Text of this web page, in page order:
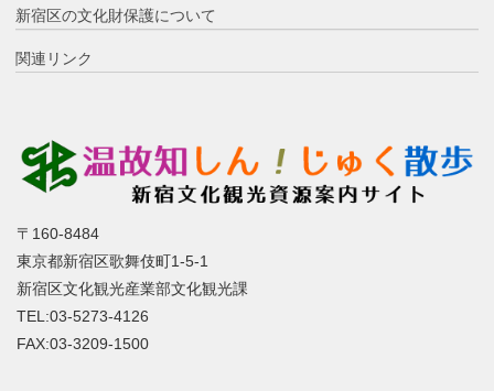
新宿区の文化財保護について
関連リンク
〒160-8484
東京都新宿区歌舞伎町1-5-1
新宿区文化観光産業部文化観光課
TEL:03-5273-4126
FAX:03-3209-1500